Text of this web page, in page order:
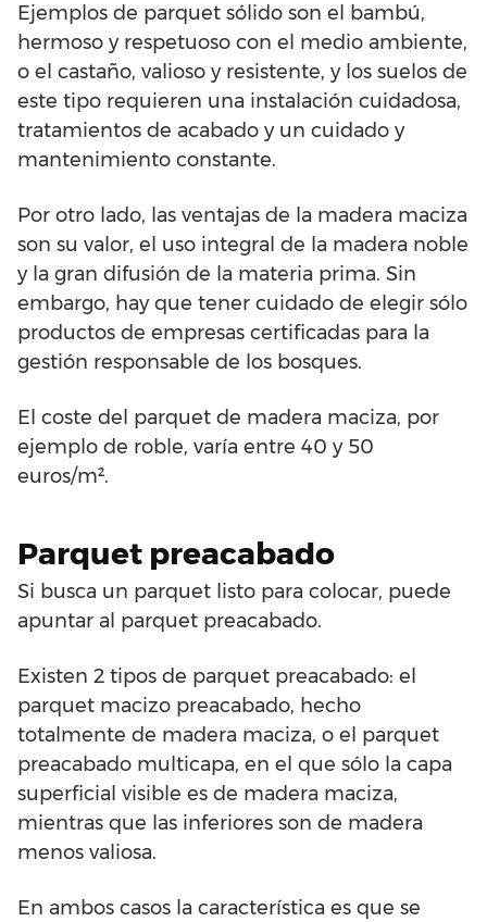
Ejemplos de parquet sólido son el bambú,
hermoso y respetuoso con el medio ambiente,
o el castaño, valioso y resistente, y los suelos de
este tipo requieren una instalación cuidadosa,
tratamientos de acabado y un cuidado y
mantenimiento constante.
Por otro lado, las ventajas de la madera maciza
son su valor, el uso integral de la madera noble
y la gran difusión de la materia prima. Sin
embargo, hay que tener cuidado de elegir sólo
productos de empresas certificadas para la
gestión responsable de los bosques.
El coste del parquet de madera maciza, por
ejemplo de roble, varía entre 40 y 50
euros/m².
Parquet preacabado
Si busca un parquet listo para colocar, puede
apuntar al parquet preacabado.
Existen 2 tipos de parquet preacabado: el
parquet macizo preacabado, hecho
totalmente de madera maciza, o el parquet
preacabado multicapa, en el que sólo la capa
superficial visible es de madera maciza,
mientras que las inferiores son de madera
menos valiosa.
En ambos casos la característica es que se